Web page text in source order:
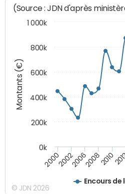
Montants (€)
(Source : JDN d'après
Encours de
20002002200620082010
0k
200k
400k
600k
800k
1 000k
© JDN 2026